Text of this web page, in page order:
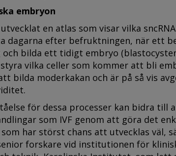
embryon
en atlas som visar vilka
dagarna efter befruktningen, när ett
och bilda ett tidigt embryo
vilka celler som kommer att bli
bilda moderkakan och är på så vis
för dessa processer kan bidra till
som IVF genom att göra det
har störst chans att utvecklas väl,
forskare vid institutionen för